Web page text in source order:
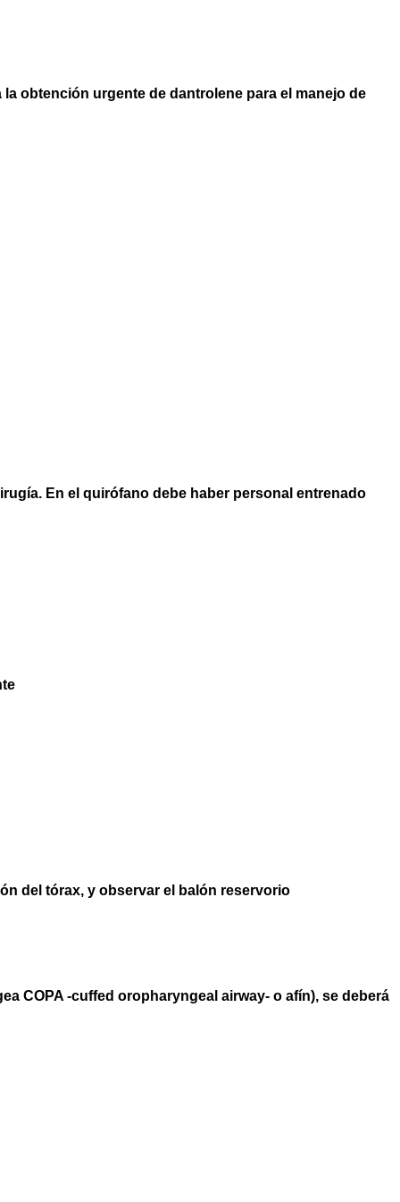
obtención urgente de dantrolene para el manejo de
En el quirófano debe haber personal entrenado
del tórax, y observar el balón reservorio
COPA -cuffed oropharyngeal airway- o afín), se deberá